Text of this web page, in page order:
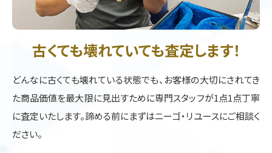
古くても壊れていても査定します！
どんなに古くても壊れている状態でも、お客様の大切にされてき
た商品価値を最大限に見出すために専門スタッフが1点1点丁寧
に査定いたします。諦める前にまずはニーゴ・リユースにご相談く
ださい。